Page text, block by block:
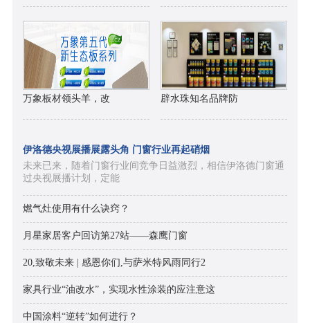
万象板材领头羊，改 辟水珠知名品牌防
伊洛德央视展播展露头角 门窗行业再起硝烟
未来已来，随着门窗行业间竞争日益激烈，相信伊洛德门窗通
过央视展播计划，定能
燃气灶使用有什么诀窍？
月星家居客户回访第27站——森鹰门窗
20,致敬未来 | 感恩你们,与萨米特风雨同行2
家具行业“油改水”，实现水性涂装的应注意这
中国涂料“逆转”如何进行？